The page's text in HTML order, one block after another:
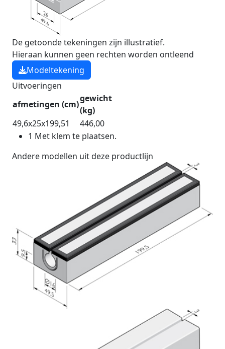
De getoonde tekeningen zijn illustratief.
Hieraan kunnen geen rechten worden ontleend
Modeltekening
Uitvoeringen
afmetingen (cm)
gewicht
(kg)
49,6x25x199,51
446,00
1 Met klem te plaatsen.
Andere modellen uit deze productlijn